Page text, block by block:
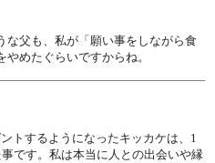
父も、私が「願い事をしながら食
めたぐらいですからね。
トするようになったキッカケは、1
です。私は本当に人との出会いや縁